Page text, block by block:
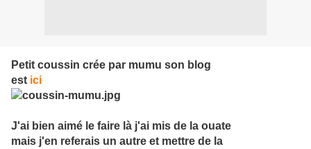
Petit coussin crée par mumu son blog
est ici
J'ai bien aimé le faire là j'ai mis de la ouate
mais j'en referais un autre et mettre de la